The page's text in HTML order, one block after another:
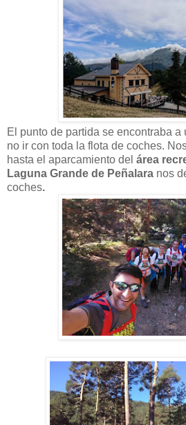
El punto de partida se encontraba
no ir con toda la flota de coches.
hasta el aparcamiento del área
Laguna Grande de Peñalara nos
coches.